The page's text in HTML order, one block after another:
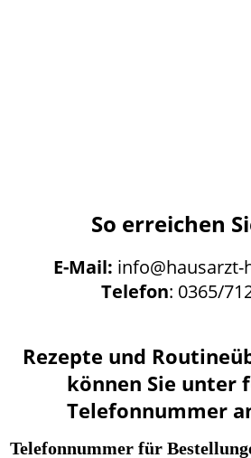
So erreichen
E-Mail:
Telefon: 0365/
Rezepte und
können Sie unter
Telefonnummer
Telefonnummer für